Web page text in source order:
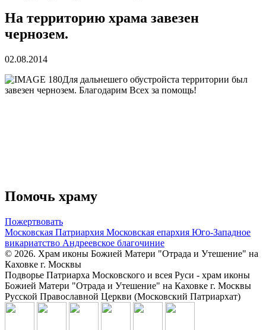
На территорию храма завезен
чернозем.
02.08.2014
Для дальнешего обустройста территории был
завезен чернозем. Благодарим Всех за помощь!
Помочь храму
Пожертвовать
Московская Патриархия Московская епархия Юго-Западное
викариатство Андреевское благочиние
© 2026. Храм иконы Божией Матери "Отрада и Утешение" на
Каховке г. Москвы
Подворье Патриарха Московского и всея Руси - храм иконы
Божией Матери "Отрада и Утешение" на Каховке г. Москвы
Русской Православной Церкви (Московский Патриархат)